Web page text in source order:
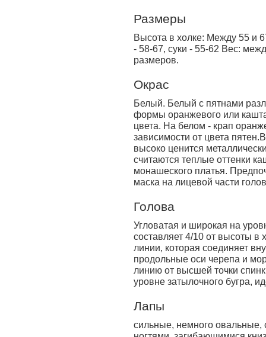
Размеры
Высота в холке: Между 55 и
- 58-67, суки - 55-62 Вес:
размеров.
Окрас
Белый. Белый с пятнами
формы оранжевого или
цвета. На белом - крап
зависимости от цвета
высоко ценится
считаются теплые оттенки
монашеского платья.
маска на лицевой части
Голова
Угловатая и широкая на
составляет 4/10 от высоты в
линии, которая соединяет
продольные оси черепа и
линию от высшей точки
уровне затылочного бугра,
Лапы
сильные, немного овальные,